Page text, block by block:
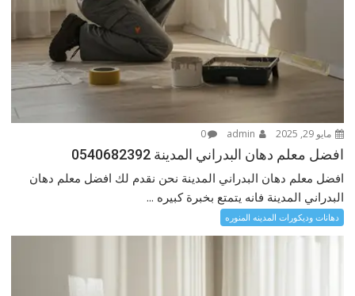
مايو 29, 2025 0
افضل معلم دهان البدراني المدينة 0540682392
افضل معلم دهان البدراني المدينة نحن نقدم لك افضل معلم دهان
البدراني المدينة فانه يتمتع بخبرة كبيره ...
دهانات وديكورات المدينه المنوره